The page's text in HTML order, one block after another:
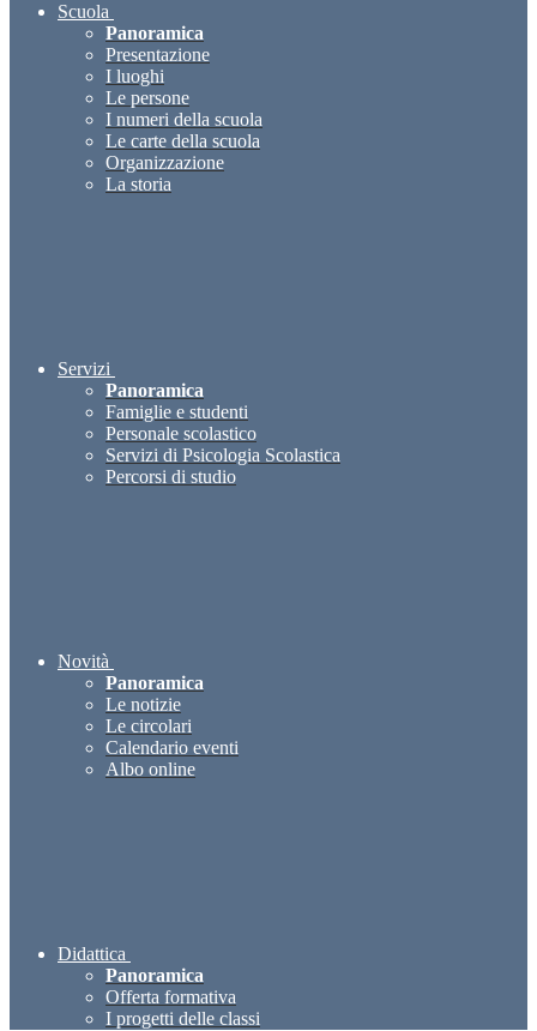
Scuola
Panoramica
Presentazione
I luoghi
Le persone
I numeri della scuola
Le carte della scuola
Organizzazione
La storia
Servizi
Panoramica
Famiglie e studenti
Personale scolastico
Servizi di Psicologia Scolastica
Percorsi di studio
Novità
Panoramica
Le notizie
Le circolari
Calendario eventi
Albo online
Didattica
Panoramica
Offerta formativa
I progetti delle classi